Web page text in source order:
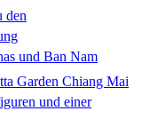
den
und Ban Nam
und einer